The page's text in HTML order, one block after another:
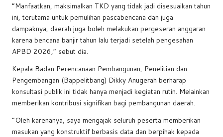
“Manfaatkan, maksimalkan TKD yang tidak jadi disesuaikan tahun
ini, terutama untuk pemulihan pascabencana dan juga
dampaknya, daerah juga boleh melakukan pergeseran anggaran
karena bencana banjir tahun lalu terjadi setelah pengesahan
APBD 2026,” sebut dia.
Kepala Badan Perencanaan Pembangunan, Penelitian dan
Pengembangan (Bappelitbang) Dikky Anugerah berharap
konsultasi publik ini tidak hanya menjadi kegiatan rutin. Melainkan
memberikan kontribusi signifikan bagi pembangunan daerah.
“Oleh karenanya, saya mengajak seluruh peserta memberikan
masukan yang konstruktif berbasis data dan berpihak kepada